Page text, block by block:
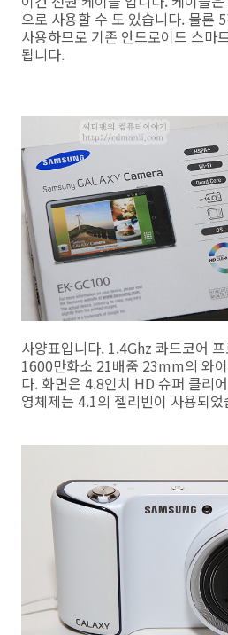
으로 사용할 수 도 있습니다. 물론
사용하므로 기존 안드로이드 스마
됩니다.
사양표입니다. 1.4Ghz 콰드코어
1600만화소 21배줌 23mm의 와
다. 화면은 4.8인치 HD 슈퍼 클리
영체제는 4.1의 젤리빈이 사용되었